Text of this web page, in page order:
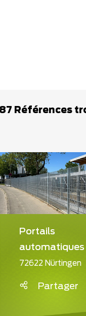
87 Références
Portails
automatiques
72622 Nürtingen
Partager